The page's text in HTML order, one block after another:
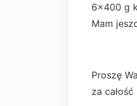
6x400 g
Mam
Proszę
za